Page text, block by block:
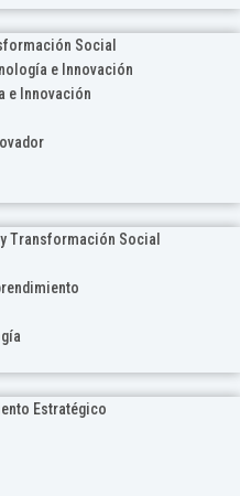
Social
e Innovación
e Innovación
Transformación Social
Estratégico